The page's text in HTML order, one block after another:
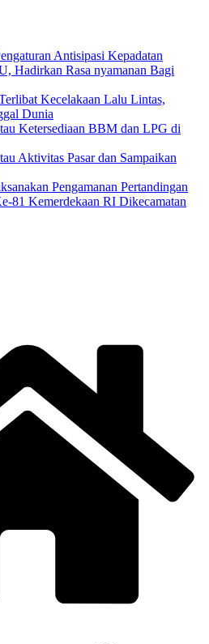
Antisipasi Kepadatan
Hadirkan Rasa nyamanan Bagi
Kecelakaan Lalu Lintas,
Dunia
Ketersediaan BBM dan LPG di
Aktivitas Pasar dan Sampaikan
Pengamanan Pertandingan
81 Kemerdekaan RI Dikecamatan